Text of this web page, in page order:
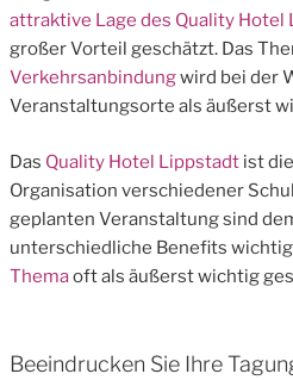
attraktive Lage des Quality Hotel
großer Vorteil geschätzt. Das
Verkehrsanbindungwird bei der
Veranstaltungsorte als äußerst
Das Quality Hotel Lippstadt ist
Organisation verschiedener
geplanten Veranstaltung sind
unterschiedliche Benefits wichtig
Themaoft als äußerst wichtig
Beeindrucken Sie Ihre